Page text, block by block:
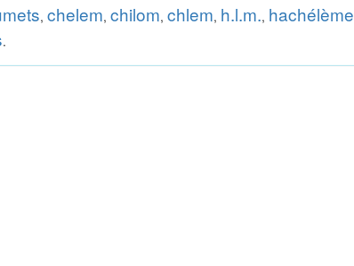
, chelem, chilom, chlem, h.l.m., hachélème
.